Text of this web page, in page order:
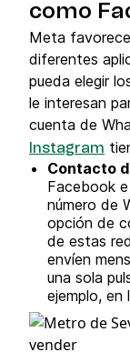
como
Meta
diferentes
pueda elegir
le interesan
cuenta de
Instagram
Contacto
Facebook
número de
opción de
de estas
envíen
una sola
ejemplo, en